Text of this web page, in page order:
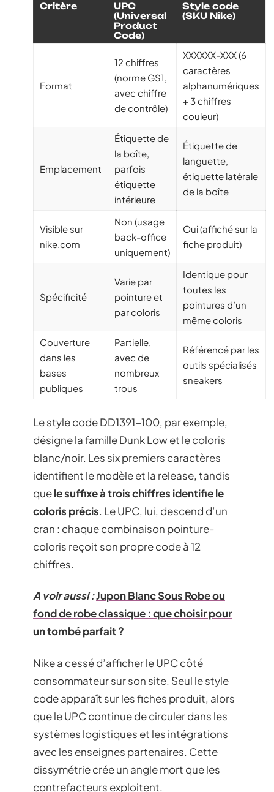
Critère
UPC
(Universal
Product
Code)
Style code
(SKU Nike)
Format
12 chiffres
(norme GS1,
avec chiffre
de contrôle)
XXXXXX-XXX (6
caractères
alphanumériques
+ 3 chiffres
couleur)
Emplacement
Étiquette de
la boîte,
parfois
étiquette
intérieure
Étiquette de
languette,
étiquette latérale
de la boîte
Visible sur
nike.com
Non (usage
back-office
uniquement)
Oui (affiché sur la
fiche produit)
Spécificité
Varie par
pointure et
par coloris
Identique pour
toutes les
pointures d’un
même coloris
Couverture
dans les
bases
publiques
Partielle,
avec de
nombreux
trous
Référencé par les
outils spécialisés
sneakers
Le style code DD1391-100, par exemple,
désigne la famille Dunk Low et le coloris
blanc/noir. Les six premiers caractères
identifient le modèle et la release, tandis
quele suffixe à trois chiffres identifie le
coloris précis. Le UPC, lui, descend d’un
cran : chaque combinaison pointure-
coloris reçoit son propre code à 12
chiffres.
A voir aussi :Jupon Blanc Sous Robe ou
fond de robe classique : que choisir pour
un tombé parfait ?
Nike a cessé d’afficher le UPC côté
consommateur sur son site. Seul le style
code apparaît sur les fiches produit, alors
que le UPC continue de circuler dans les
systèmes logistiques et les intégrations
avec les enseignes partenaires. Cette
dissymétrie crée un angle mort que les
contrefacteurs exploitent.